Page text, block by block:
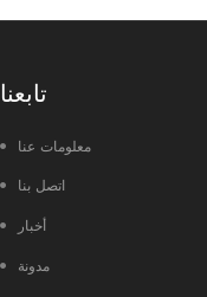
تابعنا
معلومات عنا
اتصل بنا
أخبار
مدونة